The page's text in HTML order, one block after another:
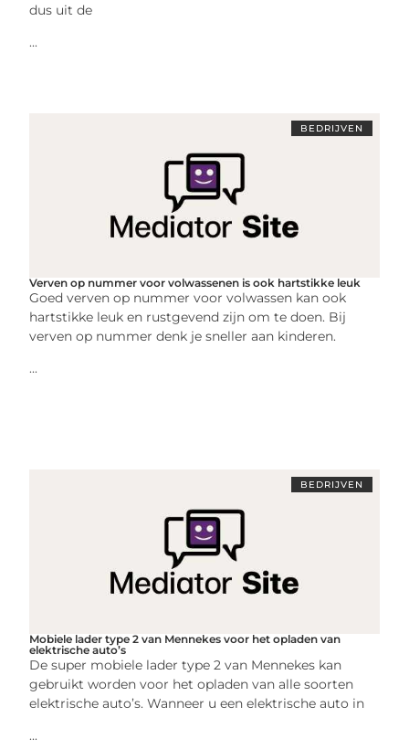
dus uit de
...
BEDRIJVEN
Verven op nummer voor volwassenen is ook hartstikke leuk
Goed verven op nummer voor volwassen kan ook
hartstikke leuk en rustgevend zijn om te doen. Bij
verven op nummer denk je sneller aan kinderen.
...
BEDRIJVEN
Mobiele lader type 2 van Mennekes voor het opladen van
elektrische auto’s
De super mobiele lader type 2 van Mennekes kan
gebruikt worden voor het opladen van alle soorten
elektrische auto’s. Wanneer u een elektrische auto in
...